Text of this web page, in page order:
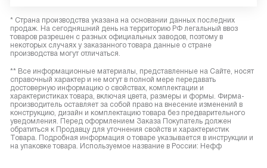
* Страна производства указана на основании данных последних
продаж. На сегодняшний день на территорию РФ легальный ввоз
товаров разрешен с разных официальных заводов, поэтому в
некоторых случаях у заказанного товара данные о стране
производства могут отличаться.
** Все информационные материалы, представленные на Сайте, носят
справочный характер и не могут в полной мере передавать
достоверную информацию о свойствах, комплектации и
характеристиках товара, включая цвета, размеры и формы. Фирма-
производитель оставляет за собой право на внесение изменений в
конструкцию, дизайн и комплектацию товара без предварительного
уведомления. Перед оформлением Заказа Покупатель должен
обратиться к Продавцу для уточнения свойств и характеристик
Товара. Подробная информация о товаре указывается в инструкции и
на упаковке товара. Используемое название в России: Нефф